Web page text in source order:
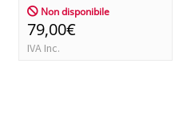
Non disponibile
79,00€
IVA Inc.